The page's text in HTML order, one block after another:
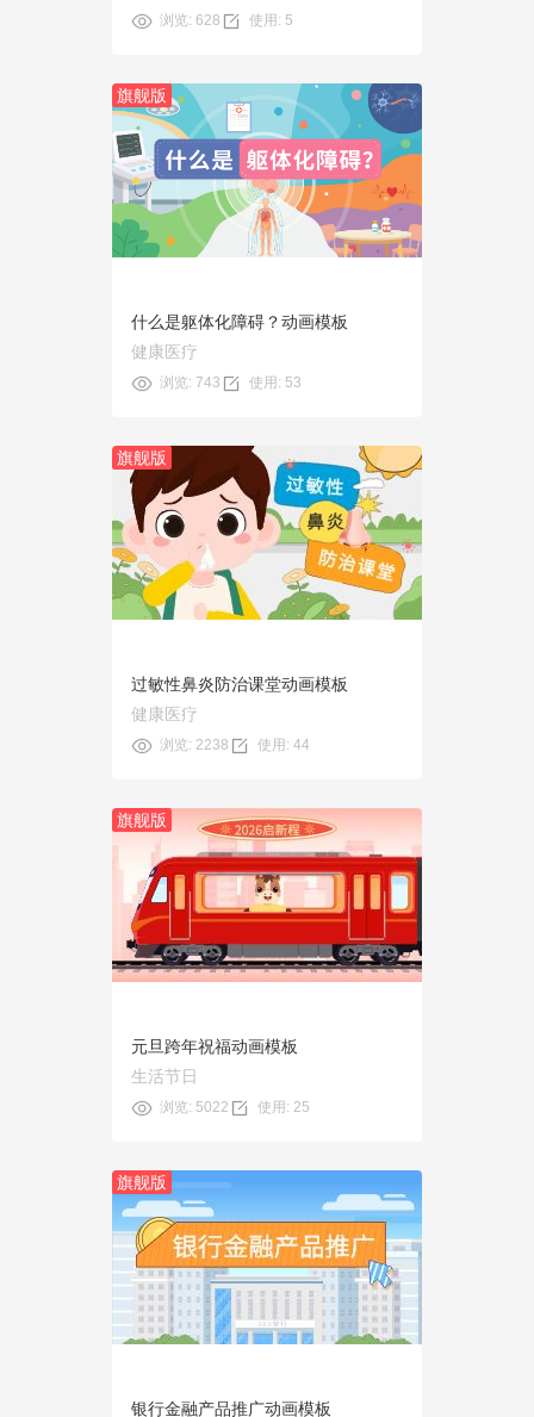
浏览: 628 使用: 5
旗舰版
预览
使用
什么是躯体化障碍？动画模板
健康医疗
浏览: 743 使用: 53
旗舰版
预览
使用
过敏性鼻炎防治课堂动画模板
健康医疗
浏览: 2238 使用: 44
旗舰版
预览
元旦跨年祝福动画模板
生活节日
浏览: 5022 使用: 25
旗舰版
预览
使用
银行金融产品推广动画模板